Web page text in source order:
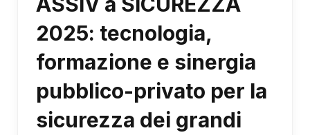
2025: tecnologia,
formazione e sinergia
pubblico-privato per la
sicurezza dei grandi